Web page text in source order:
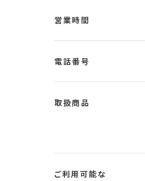
営業時間
電話番号
取扱商品
ご利用可能な